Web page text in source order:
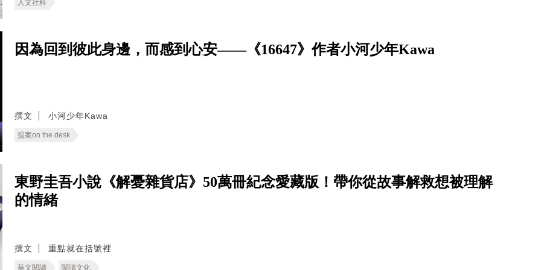
人文社科
因為回到彼此身邊，而感到心安——《16647》作者小河少年Kawa
撰文 小河少年Kawa
提案on the desk
東野圭吾小說《解憂雜貨店》50萬冊紀念愛藏版！帶你從故事解救想被理解
的情緒
撰文 重點就在括號裡
華文閱讀 閱讀文化